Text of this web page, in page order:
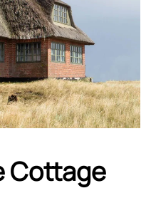
Cottage